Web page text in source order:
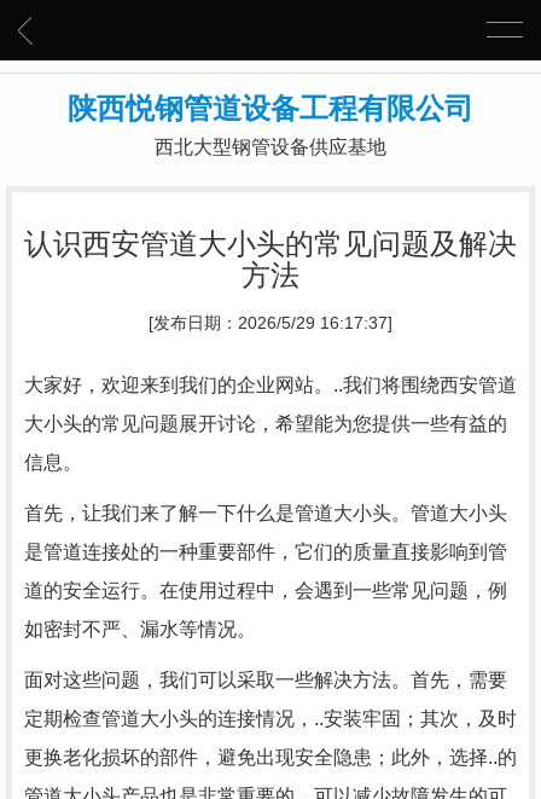
陕西悦钢管道设备工程有限公司
西北大型钢管设备供应基地
认识西安管道大小头的常见问题及解决
方法
[发布日期：2026/5/29 16:17:37]
大家好，欢迎来到我们的企业网站。..我们将围绕西安管道
大小头的常见问题展开讨论，希望能为您提供一些有益的
信息。
首先，让我们来了解一下什么是管道大小头。管道大小头
是管道连接处的一种重要部件，它们的质量直接影响到管
道的安全运行。在使用过程中，会遇到一些常见问题，例
如密封不严、漏水等情况。
面对这些问题，我们可以采取一些解决方法。首先，需要
定期检查管道大小头的连接情况，..安装牢固；其次，及时
更换老化损坏的部件，避免出现安全隐患；此外，选择..的